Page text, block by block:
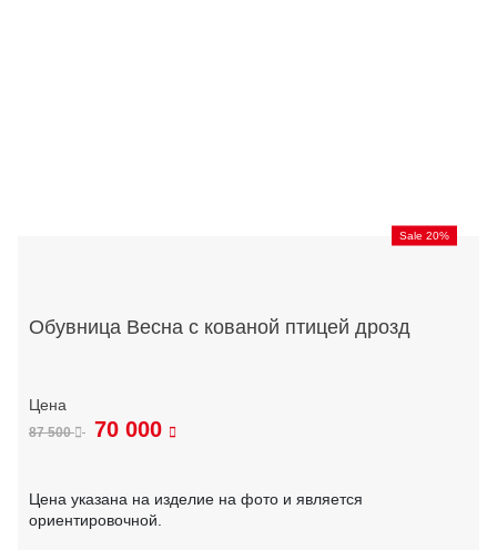
Sale 20%
Обувница Весна с кованой птицей дрозд
87 500 70 000
Цена указана на изделие на фото и является
ориентировочной.